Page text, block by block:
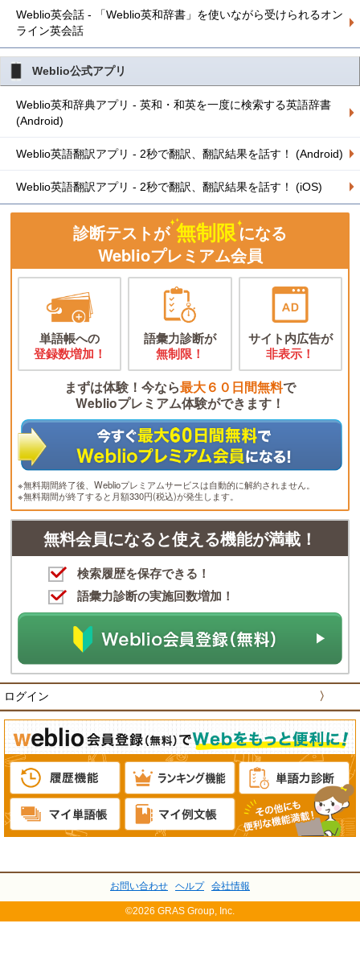
Weblio英会話 - 「Weblio英和辞書」を使いながら受けられるオン
ライン英会話
Weblio公式アプリ
Weblio英和辞典アプリ - 英和・和英を一度に検索する英語辞書
(Android)
Weblio英語翻訳アプリ - 2秒で翻訳、翻訳結果を話す！ (Android)
Weblio英語翻訳アプリ - 2秒で翻訳、翻訳結果を話す！ (iOS)
診断テストが 無制限になる
Weblioプレミアム会員
単語帳への
登録数増加！
語彙力診断が
無制限！
サイト内広告が
非表示！
まずは体験！今なら最大６０日間無料で
Weblioプレミアム体験ができます！
※無料期間終了後、Weblioプレミアムサービスは自動的に解約されません。
※無料期間が終了すると月額330円(税込)が発生します。
無料会員になると使える機能が満載！
検索履歴を保存できる！
語彙力診断の実施回数増加！
ログイン 〉
お問い合わせ ヘルプ 会社情報
©2026 GRAS Group, Inc.